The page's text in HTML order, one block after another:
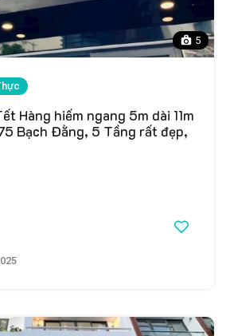
5
Hàng hiếm ngang 5m dài 11m
Bạch Đằng, 5 Tầng rất đẹp,